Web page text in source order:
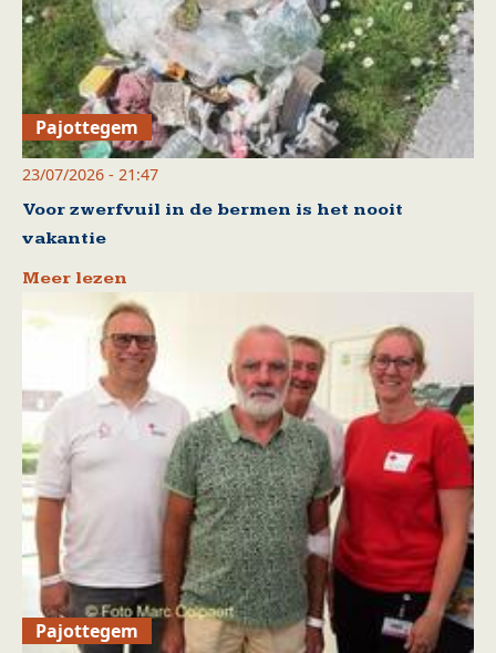
Pajottegem
23/07/2026 - 21:47
Voor zwerfvuil in de bermen is het nooit
vakantie
Meer lezen
Pajottegem